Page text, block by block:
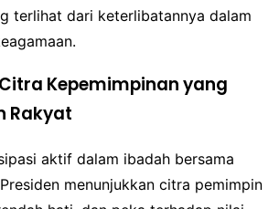
terlihat dari keterlibatannya dalam
Kepemimpinan yang
Rakyat
aktif dalam ibadah bersama
menunjukkan citra pemimpin